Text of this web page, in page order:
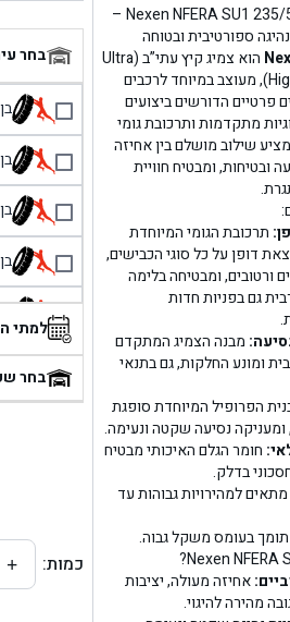
Nexen NFERA SU1 235/50R18 101W TL –
ספורטיבית ובטוחה
הוא צמיג קיץ עתי”ב (Ultra
High Performance), מעוצב במיוחד לרכבים
פרטיים הדורשים ביצועים
מתקדמות ותרכובת גומי
שילוב מושלם בין אחיזה
ובטיחות, ומבטיח חוויית
תרכובת הגומי המיוחדת
דופן על כל סוגי הכבישים,
ורטובים, ומבטיחה בלימה
גם בפניות חדות
מבנה הצמיג המתקדם
ומונע החלקות, גם בתנאי
הפרופיל המיוחדת סופגת
ומעניקה נסיעה שקטה ונעימה.
חומר הגלם האיכותי מבטיח
בדלק.
מתאים למהירויות גבוהות עד
תומך בעומס משקל גבוה.
אחיזה מעולה, יציבות
מהירה להיגוי.
בחר
בן
בן
בן
בן
בן
למתי
בחר
כמות: +